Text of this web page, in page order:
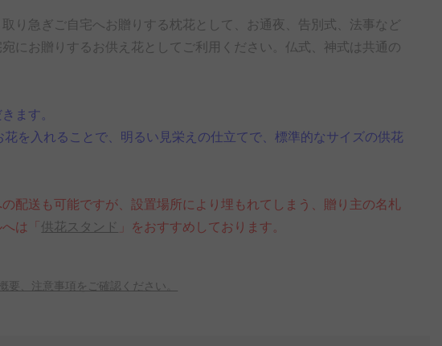
り急ぎご自宅へお贈りする枕花として、お通夜、告別式、法事など
にお贈りするお供え花としてご利用ください。仏式、神式は共通の
ます。
を入れることで、明るい見栄えの仕立てで、標準的なサイズの供花
配送も可能ですが、設置場所により埋もれてしまう、贈り主の名札
は「 供花スタンド 」をおすすめしております。
、注意事項をご確認ください。